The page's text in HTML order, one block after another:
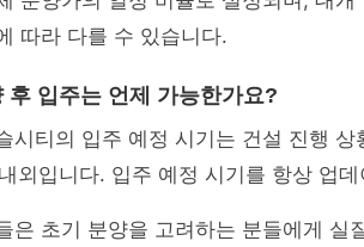
따라 다를 수 있습니다.
후 입주는 언제 가능한가요?
시티의 입주 예정 시기는 건설 진행
외입니다. 입주 예정 시기를 항상 업
은 초기 분양을 고려하는 분들에게 실